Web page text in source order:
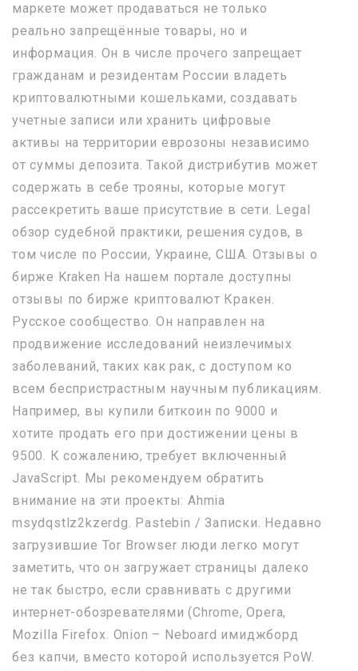
маркете может продаваться не только
реально запрещённые товары, но и
информация. Он в числе прочего запрещает
гражданам и резидентам России владеть
криптовалютными кошельками, создавать
учетные записи или хранить цифровые
активы на территории еврозоны независимо
от суммы депозита. Такой дистрибутив может
содержать в себе трояны, которые могут
рассекретить ваше присутствие в сети. Legal
обзор судебной практики, решения судов, в
том числе по России, Украине, США. Отзывы о
бирже Kraken На нашем портале доступны
отзывы по бирже криптовалют Кракен.
Русское сообщество. Он направлен на
продвижение исследований неизлечимых
заболеваний, таких как рак, с доступом ко
всем беспристрастным научным публикациям.
Например, вы купили биткоин по 9000 и
хотите продать его при достижении цены в
9500. К сожалению, требует включенный
JavaScript. Мы рекомендуем обратить
внимание на эти проекты: Ahmia
msydqstlz2kzerdg. Pastebin / Записки. Недавно
загрузившие Tor Browser люди легко могут
заметить, что он загружает страницы далеко
не так быстро, если сравнивать с другими
интернет-обозревателями (Chrome, Opera,
Mozilla Firefox. Onion – Neboard имиджборд
без капчи, вместо которой используется PoW.